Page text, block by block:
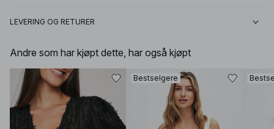
LEVERING OG RETURER
Andre som har kjøpt dette, har også kjøpt
Bestselgere